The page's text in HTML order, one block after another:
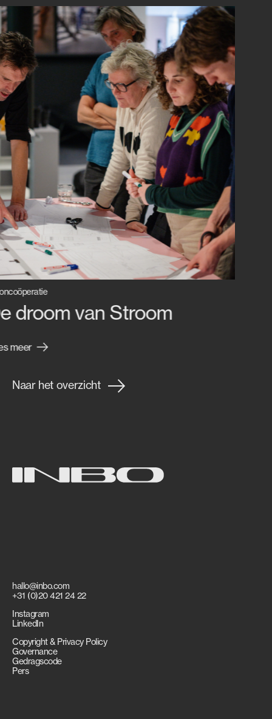
droom van Stroom
meer
Naar het overzicht
hallo@inbo.com
+31 (0)20 421 24 22
Instagram
LinkedIn
Copyright & Privacy Policy
Governance
Gedragscode
Pers